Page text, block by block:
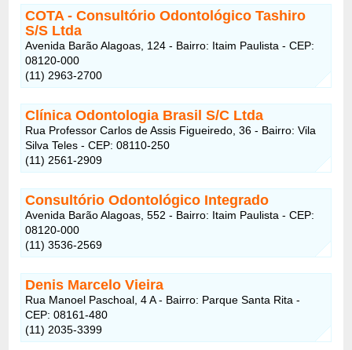
COTA - Consultório Odontológico Tashiro
S/S Ltda
Avenida Barão Alagoas, 124 - Bairro: Itaim Paulista - CEP:
08120-000
(11) 2963-2700
Clínica Odontologia Brasil S/C Ltda
Rua Professor Carlos de Assis Figueiredo, 36 - Bairro: Vila
Silva Teles - CEP: 08110-250
(11) 2561-2909
Consultório Odontológico Integrado
Avenida Barão Alagoas, 552 - Bairro: Itaim Paulista - CEP:
08120-000
(11) 3536-2569
Denis Marcelo Vieira
Rua Manoel Paschoal, 4 A - Bairro: Parque Santa Rita -
CEP: 08161-480
(11) 2035-3399